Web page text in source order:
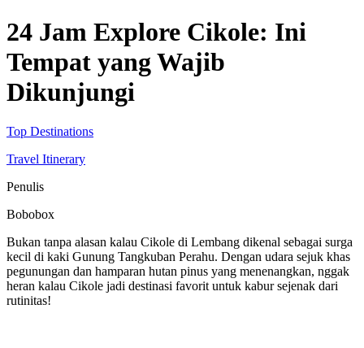
24 Jam Explore Cikole: Ini
Tempat yang Wajib
Dikunjungi
Top Destinations
Travel Itinerary
Penulis
Bobobox
Bukan tanpa alasan kalau Cikole di Lembang dikenal sebagai surga
kecil di kaki Gunung Tangkuban Perahu. Dengan udara sejuk khas
pegunungan dan hamparan hutan pinus yang menenangkan, nggak
heran kalau Cikole jadi destinasi favorit untuk kabur sejenak dari
rutinitas!